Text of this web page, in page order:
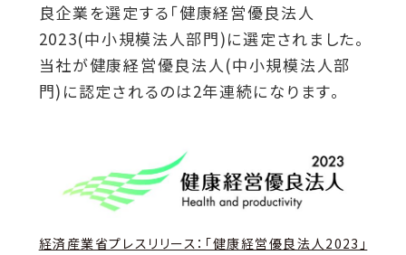
良企業を選定する「健康経営優良法人
2023(中小規模法人部門)に選定されました。
当社が健康経営優良法人(中小規模法人部
門)に認定されるのは2年連続になります。
経済産業省プレスリリース：「健康経営優良法人2023」